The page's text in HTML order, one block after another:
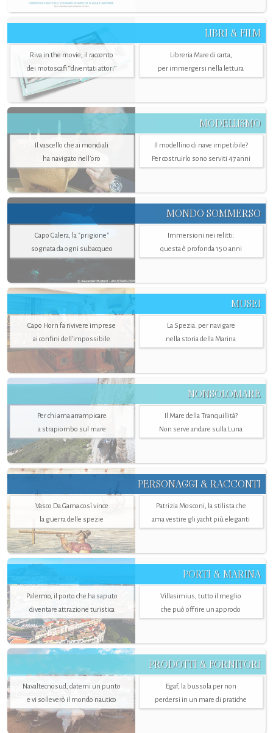
LIBRI & FILM
Riva in the movie, il racconto
dei motoscafi “diventati attori”
Libreria Mare di carta,
per immergersi nella lettura
MODELLISMO
Il vascello che ai mondiali
ha navigato nell’oro
Il modellino di nave irripetibile?
Per costruirlo sono serviti 47 anni
MONDO SOMMERSO
Capo Galera, la "prigione"
sognata da ogni subacqueo
Immersioni nei relitti:
questa è profonda 150 anni
MUSEI
Capo Horn fa rivivere imprese
ai confini dell’impossibile
La Spezia. per navigare
nella storia della Marina
NONSOLOMARE
Per chi ama arrampicare
a strapiombo sul mare
Il Mare della Tranquillità?
Non serve andare sulla Luna
PERSONAGGI & RACCONTI
Vasco Da Gama così vince
la guerra delle spezie
Patrizia Mosconi, la stilista che
ama vestire gli yacht più eleganti
PORTI & MARINA
Palermo, il porto che ha saputo
diventare attrazione turistica
Villasimius, tutto il meglio
che può offrire un approdo
PRODOTTI & FORNITORI
Navaltecnosud, datemi un punto
e vi solleverò il mondo nautico
Egaf, la bussola per non
perdersi in un mare di pratiche